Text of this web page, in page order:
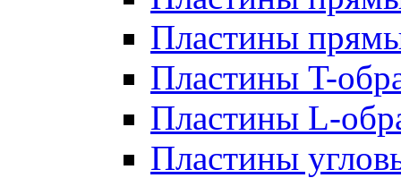
Пластины
Пластины T-
Пластины L-
Пластины